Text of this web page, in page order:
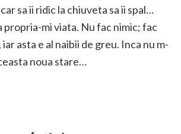
sa ii ridic la chiuveta sa ii spal…
propria-mi viata. Nu fac nimic; fac
asta e al naibii de greu. Inca nu m-
noua stare…